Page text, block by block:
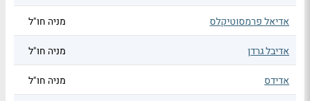
אדיאל פרמסוטיקלס מניה חו"ל
אדיבל גרדן מניה חו"ל
אדידס מניה חו"ל